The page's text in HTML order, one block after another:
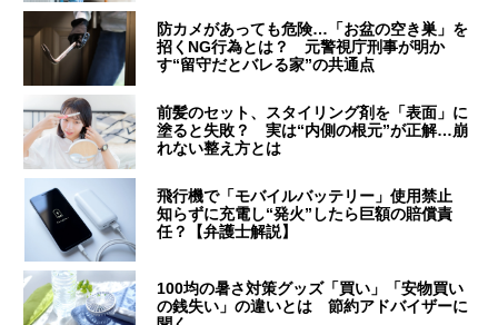
防カメがあっても危険…「お盆の空き巣」を
招くNG行為とは？ 元警視庁刑事が明か
す“留守だとバレる家”の共通点
前髪のセット、スタイリング剤を「表面」に
塗ると失敗？ 実は“内側の根元”が正解…崩
れない整え方とは
飛行機で「モバイルバッテリー」使用禁止
知らずに充電し“発火”したら巨額の賠償責
任？【弁護士解説】
100均の暑さ対策グッズ「買い」「安物買い
の銭失い」の違いとは 節約アドバイザーに